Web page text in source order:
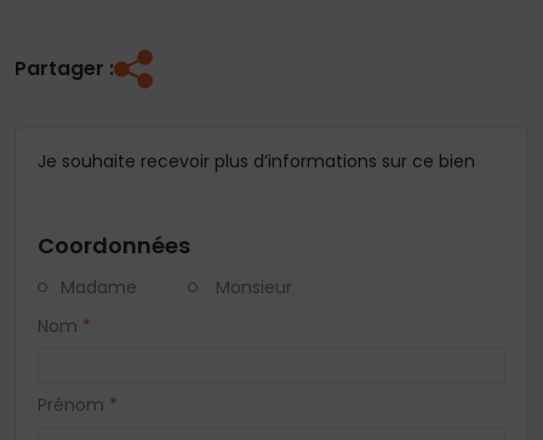
Partager :
Je souhaite recevoir plus d’informations sur ce bien
Coordonnées
Madame
Monsieur
Nom *
Prénom *